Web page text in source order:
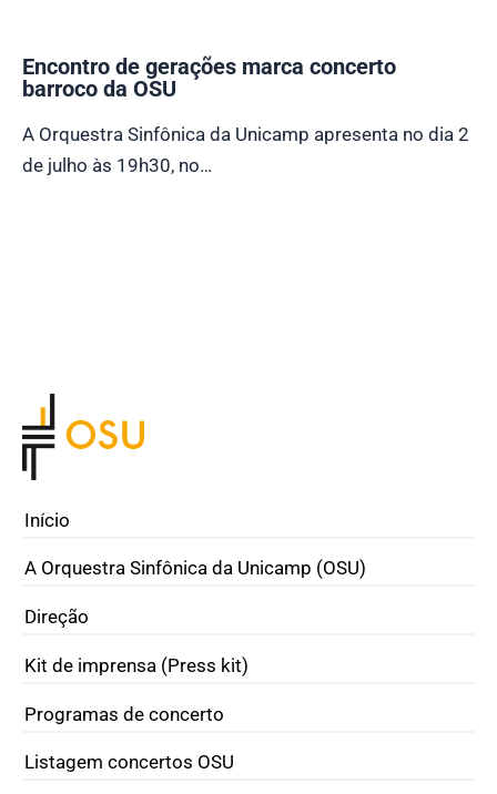
Início
A Orquestra Sinfônica da Unicamp (OSU)
Direção
Kit de imprensa (Press kit)
Programas de concerto
Listagem concertos OSU
Encontro de gerações marca concerto
barroco da OSU
A Orquestra Sinfônica da Unicamp apresenta no dia 2
de julho às 19h30, no…